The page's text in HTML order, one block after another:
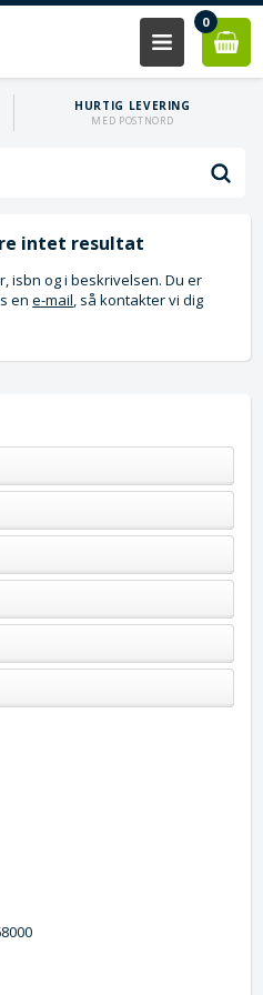
0
HURTIG LEVERING
MED POSTNORD
intet resultat
isbn og i beskrivelsen. Du er
ene-mail, så kontakter vi dig